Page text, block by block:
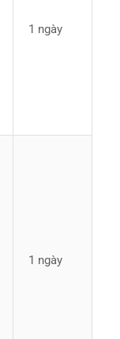
1 ngày
1 ngày